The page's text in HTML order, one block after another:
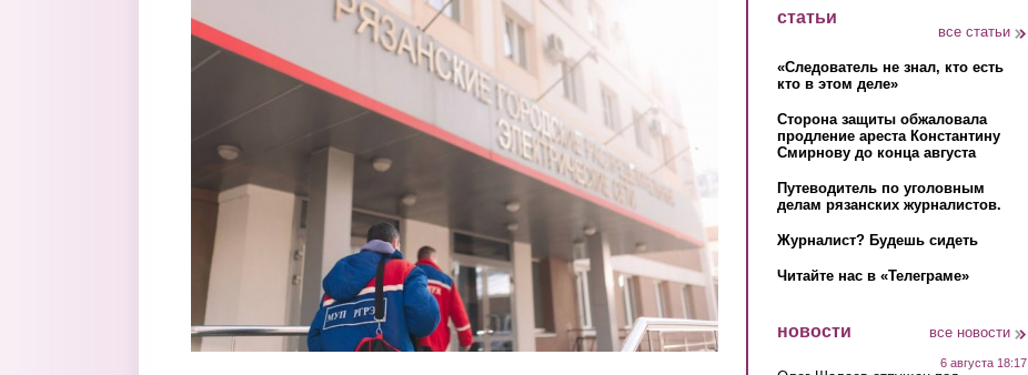
статьи
все статьи
«Следователь не знал, кто есть
кто в этом деле»
Сторона защиты обжаловала
продление ареста Константину
Смирнову до конца августа
Путеводитель по уголовным
делам рязанских журналистов.
Журналист? Будешь сидеть
Читайте нас в «Телеграме»
новости все новости
6 августа 18:17